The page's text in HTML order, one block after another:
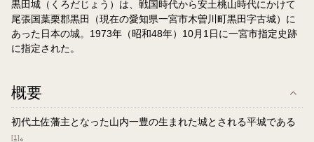
黒田城（くろだじょう）は、戦国時代から安土桃山時代にかけて
尾張国葉栗郡黒田（現在の愛知県一宮市木曽川町黒田字古城）に
あった日本の城。1973年（昭和48年）10月1日に一宮市指定史跡
に指定された。
概要
初代土佐藩主となった山内一豊の生まれた城とされる平城である
[1] 。